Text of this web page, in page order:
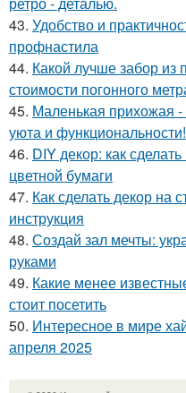
43. Удобство и
профнастила
44. Какой лучше забор из
стоимости погонного
45. Маленькая прихожая -
уюта и функциональности!
46. DIY декор: как
цветной бумаги
47. Как сделать декор на
инструкция
48. Создай зал мечты:
руками
49. Какие менее
стоит посетить
50. Интересное в мире
апреля 2025